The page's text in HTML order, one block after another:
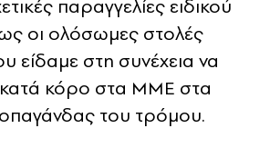
παραγγελίες ειδικού
οι ολόσωμες στολές
είδαμε στη συνέχεια να
κόρο στα ΜΜΕ στα
του τρόμου.